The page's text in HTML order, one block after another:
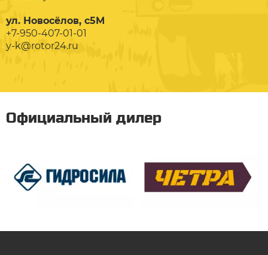
ул. Новосёлов, с5М
+7-950-407-01-01
y-k@rotor24.ru
Официальный дилер